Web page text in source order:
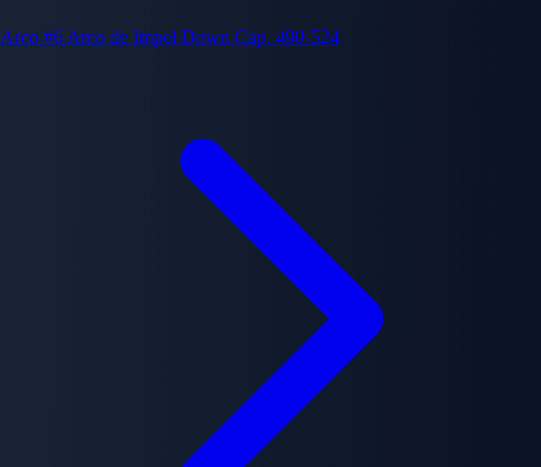
Arco #6 Arco de Impel Down Cap. 490-524